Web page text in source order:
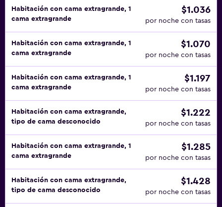
Habitación con cama extragrande, 1
cama extragrande
$1.036
por noche con tasas
Habitación con cama extragrande, 1
cama extragrande
$1.070
por noche con tasas
Habitación con cama extragrande, 1
cama extragrande
$1.197
por noche con tasas
Habitación con cama extragrande,
tipo de cama desconocido
$1.222
por noche con tasas
Habitación con cama extragrande, 1
cama extragrande
$1.285
por noche con tasas
Habitación con cama extragrande,
tipo de cama desconocido
$1.428
por noche con tasas